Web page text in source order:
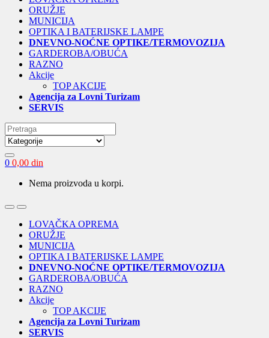
ORUŽJE
MUNICIJA
OPTIKA I BATERIJSKE LAMPE
DNEVNO-NOĆNE OPTIKE/TERMOVOZIJA
GARDEROBA/OBUĆA
RAZNO
Akcije
TOP AKCIJE
Agencija za Lovni Turizam
SERVIS
Search
for:
0 0,00 din
Nema proizvoda u korpi.
OpenClose
LOVAČKA OPREMA
ORUŽJE
MUNICIJA
OPTIKA I BATERIJSKE LAMPE
DNEVNO-NOĆNE OPTIKE/TERMOVOZIJA
GARDEROBA/OBUĆA
RAZNO
Akcije
TOP AKCIJE
Agencija za Lovni Turizam
SERVIS